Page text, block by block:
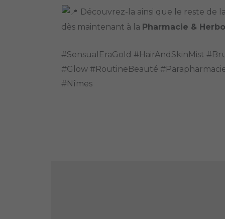
Découvrez-la ainsi que le reste de
dès maintenant à la Pharmacie &
#SensualEraGold #HairAndSkinMist
#Glow #RoutineBeauté
#Nîmes